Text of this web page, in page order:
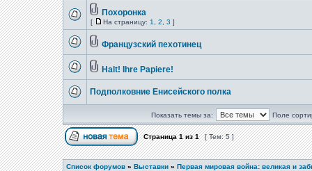
Похоронка
[ На страницу: 1 2 3 ]
Французский пехотинец
Halt! Ihre Papiere!
Подполковние Енисейского полка
Показать темы за: Поле
Страница1из1 [ Тем: 5 ]
Список форумов » Выставки » Первая мировая война: великая и